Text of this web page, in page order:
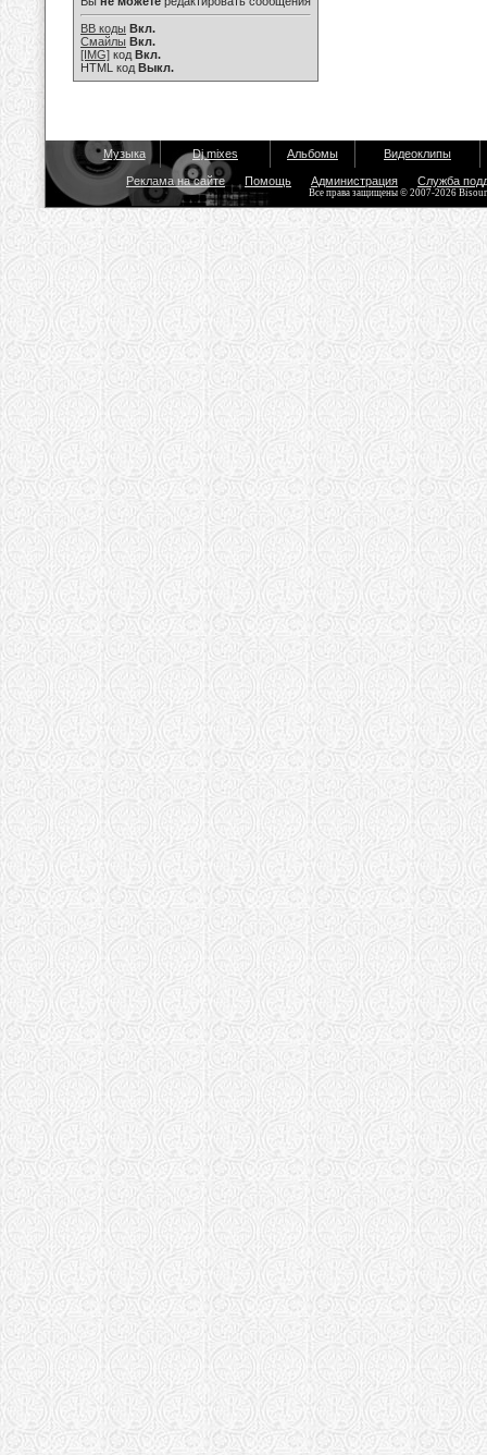
BB коды Вкл.
Смайлы Вкл.
[IMG] код Вкл.
HTML код Выкл.
Музыка Dj mixes Альбомы Видеоклипы
Реклама на сайте Помощь Администрация Служба
Все права защищены © 2007-2026